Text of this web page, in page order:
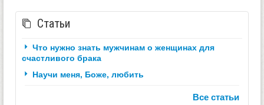
Статьи
Что нужно знать мужчинам о женщинах для
счастливого брака
Научи меня, Боже, любить
Все статьи